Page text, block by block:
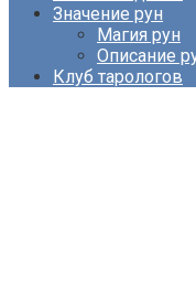
Значение рун
Магия рун
Описание
Клуб тарологов